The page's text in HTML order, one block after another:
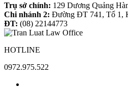
Trụ sở chính: 129 Dương Quảng
Chi nhánh 2: Đường ĐT 741, Tổ 1,
ĐT: (08) 22144773
HOTLINE
0972.975.522